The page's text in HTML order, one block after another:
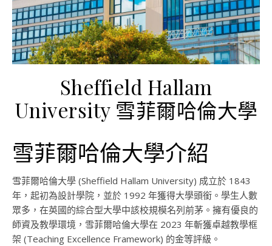
Sheffield Hallam
University 雪菲爾哈倫大學
雪菲爾哈倫大學介紹
雪菲爾哈倫大學 (Sheffield Hallam University) 成立於 1843
年，起初為設計學院，並於 1992 年獲得大學頭銜。學生人數
眾多，在英國的綜合型大學中該校規模名列前茅。擁有優良的
師資及教學環境，雪菲爾哈倫大學在 2023 年斬獲卓越教學框
架 (Teaching Excellence Framework) 的金等評級 。